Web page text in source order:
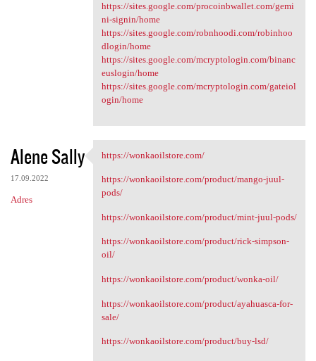
https://sites.google.com/procoinbwallet.com/gemi
ni-signin/home
https://sites.google.com/robnhoodi.com/robinhoo
dlogin/home
https://sites.google.com/mcryptologin.com/binanc
euslogin/home
https://sites.google.com/mcryptologin.com/gateiol
ogin/home
Alene Sally
17.09.2022
Adres
https://wonkaoilstore.com/
https://wonkaoilstore.com/
https://wonkaoilstore.com/product/mango-juul-
pods/
https://wonkaoilstore.com/product/mint-juul-pods/
https://wonkaoilstore.com/product/rick-simpson-
oil/
https://wonkaoilstore.com/product/wonka-oil/
https://wonkaoilstore.com/product/ayahuasca-for-
sale/
https://wonkaoilstore.com/product/buy-lsd/